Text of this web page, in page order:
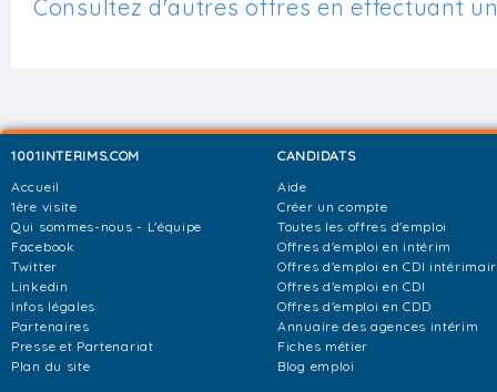
Consultez d'autres offres en effectuant
1001INTERIMS.COM
Accueil
1ère visite
Qui sommes-nous - L'équipe
Facebook
Twitter
Linkedin
Infos légales
Partenaires
Presse et Partenariat
Plan du site
CANDIDATS
Aide
Créer un compte
Toutes les offres d'emploi
Offres d'emploi en intérim
Offres d'emploi en CDI
Offres d'emploi en CDI
Offres d'emploi en CDD
Annuaire des agences intérim
Fiches métier
Blog emploi